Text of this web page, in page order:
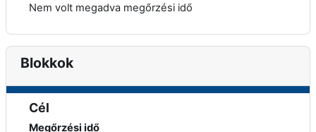
Nem volt megadva megőrzési idő
Blokkok
Cél
Megőrzési idő